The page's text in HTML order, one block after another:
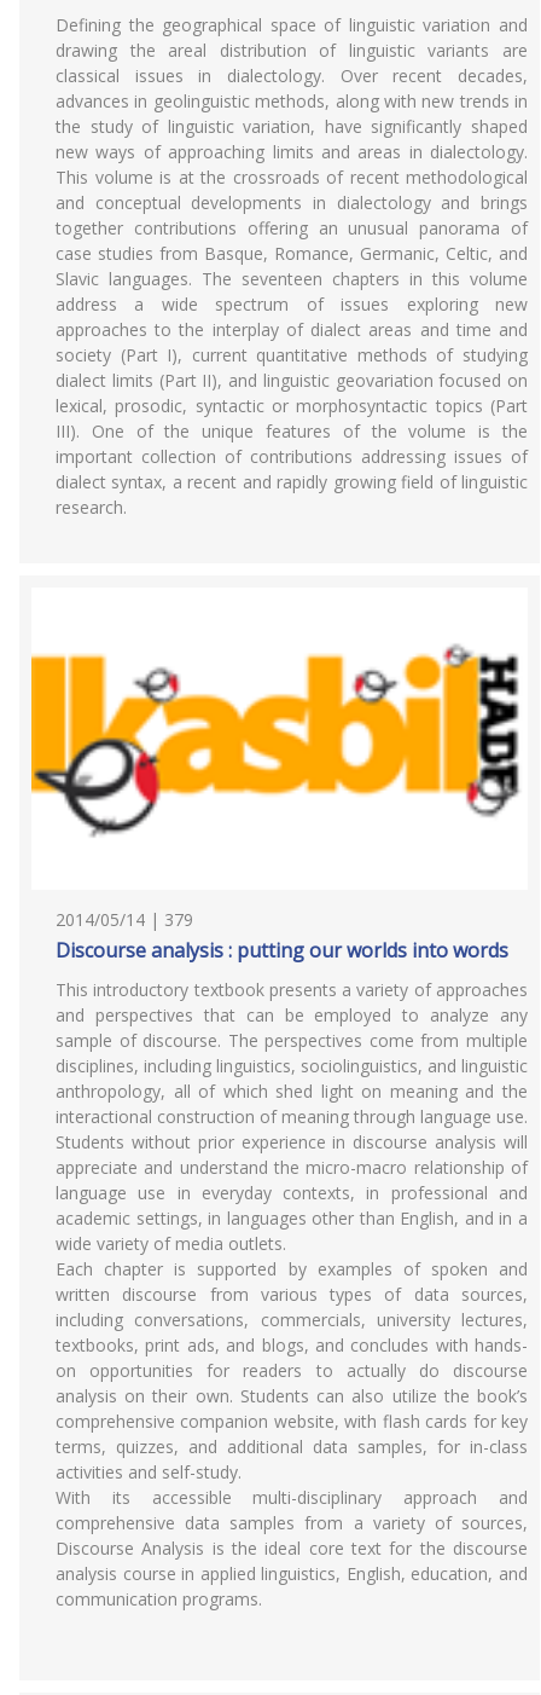
Defining the geographical space of linguistic variation and
drawing the areal distribution of linguistic variants are
classical issues in dialectology. Over recent decades,
advances in geolinguistic methods, along with new trends in
the study of linguistic variation, have significantly shaped
new ways of approaching limits and areas in dialectology.
This volume is at the crossroads of recent methodological
and conceptual developments in dialectology and brings
together contributions offering an unusual panorama of
case studies from Basque, Romance, Germanic, Celtic, and
Slavic languages. The seventeen chapters in this volume
address a wide spectrum of issues exploring new
approaches to the interplay of dialect areas and time and
society (Part I), current quantitative methods of studying
dialect limits (Part II), and linguistic geovariation focused on
lexical, prosodic, syntactic or morphosyntactic topics (Part
III). One of the unique features of the volume is the
important collection of contributions addressing issues of
dialect syntax, a recent and rapidly growing field of linguistic
research.
2014/05/14 | 379
Discourse analysis : putting our worlds into words
This introductory textbook presents a variety of approaches
and perspectives that can be employed to analyze any
sample of discourse. The perspectives come from multiple
disciplines, including linguistics, sociolinguistics, and linguistic
anthropology, all of which shed light on meaning and the
interactional construction of meaning through language use.
Students without prior experience in discourse analysis will
appreciate and understand the micro-macro relationship of
language use in everyday contexts, in professional and
academic settings, in languages other than English, and in a
wide variety of media outlets.
Each chapter is supported by examples of spoken and
written discourse from various types of data sources,
including conversations, commercials, university lectures,
textbooks, print ads, and blogs, and concludes with hands-
on opportunities for readers to actually do discourse
analysis on their own. Students can also utilize the book’s
comprehensive companion website, with flash cards for key
terms, quizzes, and additional data samples, for in-class
activities and self-study.
With its accessible multi-disciplinary approach and
comprehensive data samples from a variety of sources,
Discourse Analysis is the ideal core text for the discourse
analysis course in applied linguistics, English, education, and
communication programs.